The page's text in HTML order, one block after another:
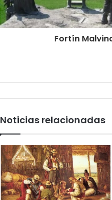
Fortín
Noticias relacionadas